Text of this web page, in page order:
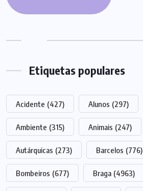
Etiquetas populares
Acidente (427) Alunos (297)
Ambiente (315) Animais (247)
Autárquicas (273) Barcelos (776)
Bombeiros (677) Braga (4963)